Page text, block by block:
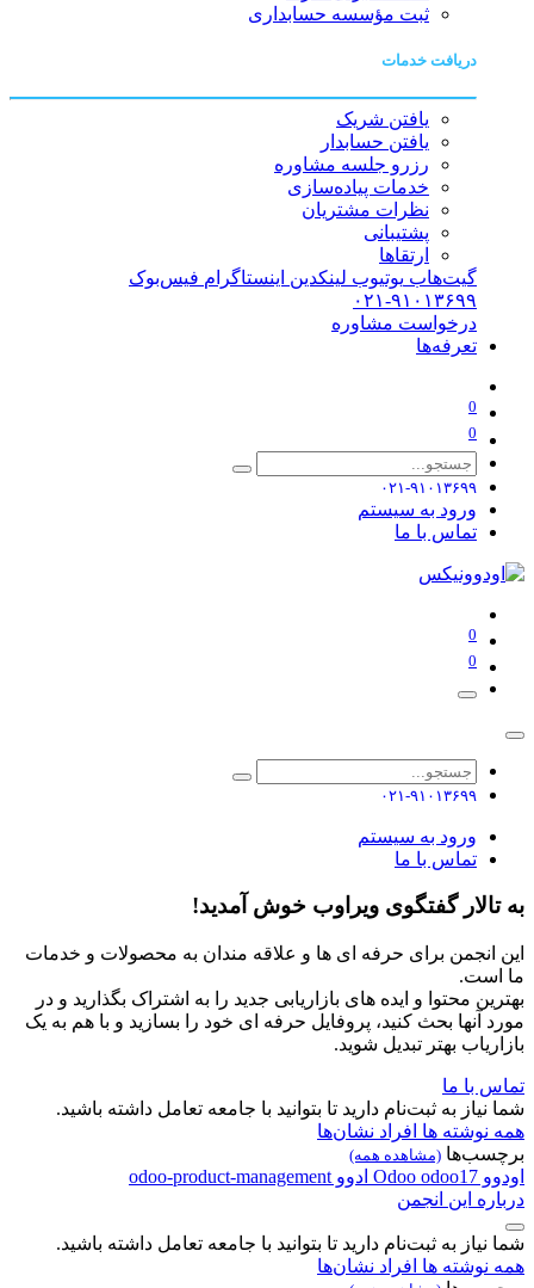
ثبت مؤسسه حسابداری
دریافت خدمات
یافتن شریک
یافتن حسابدار
رزرو جلسه مشاوره
خدمات پیاده‌سازی
نظرات مشتریان
پشتیبانی
ارتقاها
گیت‌هاب یوتیوب لینکدین اینستاگرام فیس‌بوک
۰۲۱-۹۱۰۱۳۶۹۹
درخواست مشاوره
تعرفه‌ها
0
0
۰۲۱-۹۱۰۱۳۶۹۹
ورود به سیستم
تماس با ما
0
0
۰۲۱-۹۱۰۱۳۶۹۹
ورود به سیستم
تماس با ما
به تالار گفتگوی ویراوب خوش آمدید!
این انجمن برای حرفه ای ها و علاقه مندان به محصولات و خدمات
ما است.
بهترین محتوا و ایده های بازاریابی جدید را به اشتراک بگذارید و در
مورد آنها بحث کنید، پروفایل حرفه ای خود را بسازید و با هم به یک
بازاریاب بهتر تبدیل شوید.
تماس با ما
شما نیاز به ثبت‌نام دارید تا بتوانید با جامعه تعامل داشته باشید.
همه نوشته ها افراد نشان‌ها
برچسب‌ها (مشاهده همه)
اودوو Odoo odoo17 ادوو odoo-product-management
درباره این انجمن
شما نیاز به ثبت‌نام دارید تا بتوانید با جامعه تعامل داشته باشید.
همه نوشته ها افراد نشان‌ها